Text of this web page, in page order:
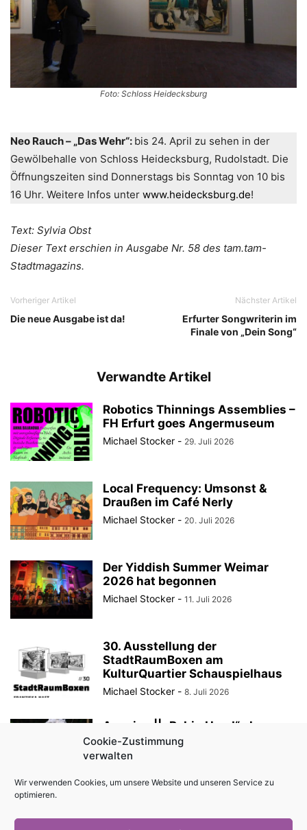
Cookie-Zustimmung
verwalten
Wir verwenden Cookies, um unsere Website und unseren Service zu
optimieren.
Foto: Schloss Heidecksburg
Neo Rauch – „Das Wehr“: bis 24. April zu sehen in der
Gewölbehalle von Schloss Heidecksburg, Rudolstadt. Die
Öffnungszeiten sind Donnerstags bis Sonntag von 10 bis
16 Uhr. Weitere Infos unter www.heidecksburg.de!
Text: Sylvia Obst
Dieser Text erschien in Ausgabe Nr. 58 des tam.tam-
Stadtmagazins.
Vorheriger Artikel
Die neue Ausgabe ist da!
Nächster Artikel
Erfurter Songwriterin im
Finale von „Dein Song“
Verwandte Artikel
Robotics Thinnings Assemblies –
FH Erfurt goes Angermuseum
Michael Stocker - 29. Juli 2026
Local Frequency: Umsonst &
Draußen im Café Nerly
Michael Stocker - 20. Juli 2026
Der Yiddish Summer Weimar
2026 hat begonnen
Michael Stocker - 11. Juli 2026
30. Ausstellung der
StadtRaumBoxen am
KulturQuartier Schauspielhaus
Michael Stocker - 8. Juli 2026
Anzeige || „Robin Hood“ als
Sommertheater im Innenhof des
Angermuseums Erfurt
Martin Kratochvil & Jazz Q